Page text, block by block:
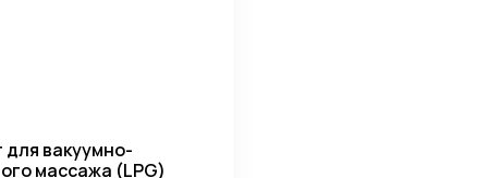
для вакуумно-
массажа (LPG)